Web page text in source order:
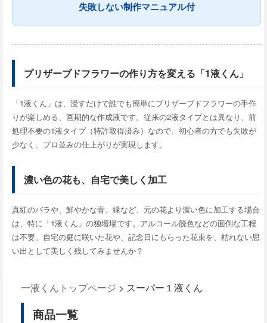
失敗しない制作マニュアル付
プリザーブドフラワーの作り方を変える「1液くん」
「1液くん」は、浸すだけで誰でも簡単にプリザーブドフラワーの手作
りが楽しめる、画期的な作成液です。従来の2液タイプとは異なり、前
処理不要の1液タイプ（特許取得済み）なので、初心者の方でも失敗が
少なく、プロ並みの仕上がりが実現します。
濃い色の花も、自宅で美しく加工
真紅のバラや、鮮やかな青、緑など、元の花より濃い色に加工する場合
は、特に「1液くん」の独壇場です。アルコール脱色などの面倒な工程
は不要。自宅の庭に咲いた花や、記念日にもらった花束を、枯れない思
い出として美しく残してみませんか？
一液くんトップページ > スーパー１液くん
商品一覧